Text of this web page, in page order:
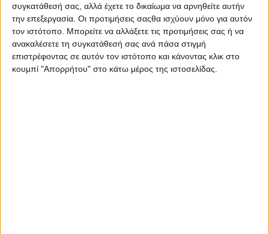
συγκατάθεσή σας, αλλά έχετε το δικαίωμα να αρνηθείτε αυτήν
την επεξεργασία. Οι προτιμήσεις σαςθα ισχύουν μόνο για αυτόν
τον ιστότοπο. Μπορείτε να αλλάξετε τις προτιμήσεις σας ή να
ανακαλέσετε τη συγκατάθεσή σας ανά πάσα στιγμή
επιστρέφοντας σε αυτόν τον ιστότοπο και κάνοντας κλικ στο
κουμπί "Απορρήτου" στο κάτω μέρος της ιστοσελίδας.
Οι ήρωές του ήταν περιθωριακοί, κυνικοί,
διαφωνούντες· άνθρωποι που κινούνταν στα άκρα
του έρωτα, του θανάτου, της συντροφικότητας,
της εξουσίας. Η αισθητική του, που συνδύαζε